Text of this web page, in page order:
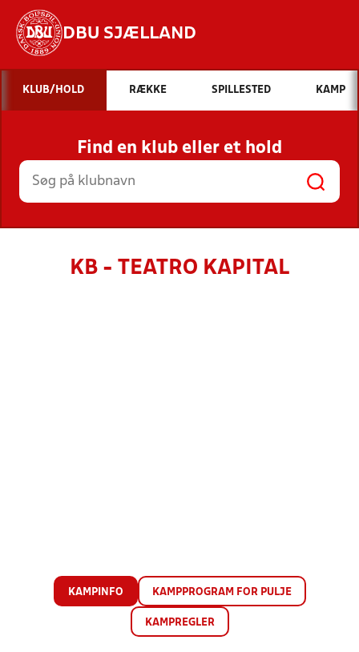
DBU SJÆLLAND
Hvad vil du søge efter?
INDHOLD OG NYHEDER
STILLINGER, RESULTATER, KLUBBER OG
HOLD
KLUB/HOLD RÆKKE SPILLESTED KAMP
Find en klub eller et hold
KB - TEATRO KAPITAL
KAMPINFO KAMPPROGRAM FOR PULJE
KAMPREGLER